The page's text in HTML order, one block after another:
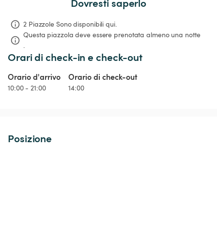
2 Piazzole Sono disponibili qui.
Questa piazzola deve essere prenotata almeno una notte
.
Orari di check-in e check-out
Orario d'arrivo
10:00 - 21:00
Orario di check-out
14:00
Posizione